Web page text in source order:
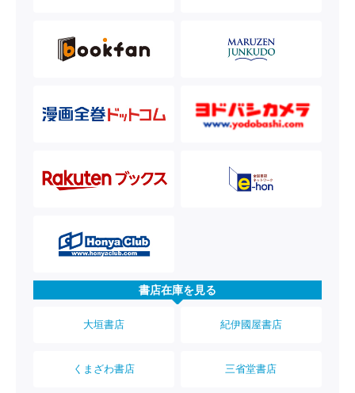
書店在庫を見る
大垣書店 紀伊國屋書店
くまざわ書店 三省堂書店